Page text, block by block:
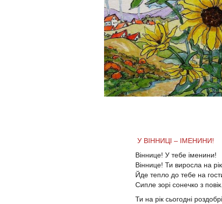
У ВІННИЦІ – ІМЕНИНИ!
Віннице! У тебе іменини!
Віннице! Ти виросла на
Йде тепло до тебе на
Сипле зорі сонечко з
Ти на рік сьогодні